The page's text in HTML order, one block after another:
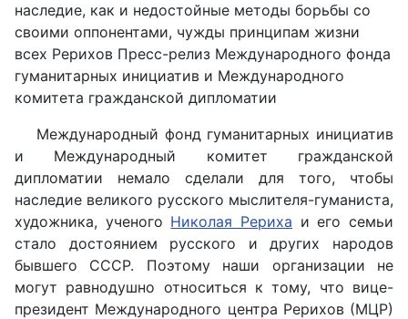
наследие, как и недостойные методы борьбы со
своими оппонентами, чужды принципам жизни
всех Рерихов Пресс-релиз Международного фонда
гуманитарных инициатив и Международного
комитета гражданской дипломатии
Международный фонд гуманитарных инициатив
и Международный комитет гражданской
дипломатии немало сделали для того, чтобы
наследие великого русского мыслителя-гуманиста,
художника, ученого Николая Рериха и его семьи
стало достоянием русского и других народов
бывшего СССР. Поэтому наши организации не
могут равнодушно относиться к тому, что вице-
президент Международного центра Рерихов (МЦР)